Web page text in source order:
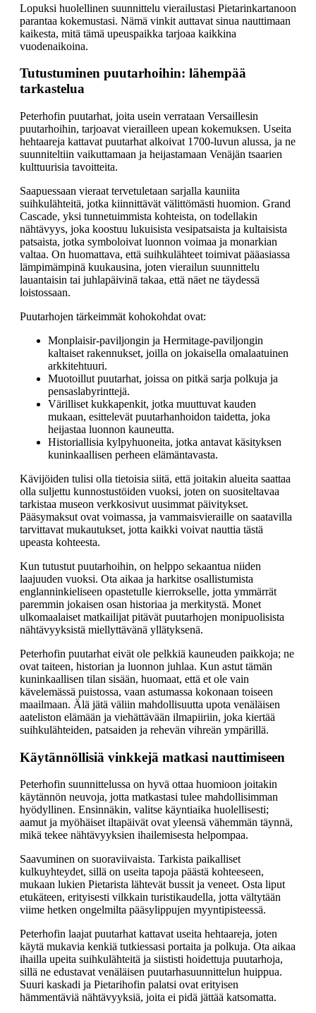
Lopuksi huolellinen suunnittelu vierailustasi Pietarinkartanoon
parantaa kokemustasi. Nämä vinkit auttavat sinua nauttimaan
kaikesta, mitä tämä upeuspaikka tarjoaa kaikkina
vuodenaikoina.
Tutustuminen puutarhoihin: lähempää
tarkastelua
Peterhofin puutarhat, joita usein verrataan Versaillesin
puutarhoihin, tarjoavat vierailleen upean kokemuksen. Useita
hehtaareja kattavat puutarhat alkoivat 1700-luvun alussa, ja ne
suunniteltiin vaikuttamaan ja heijastamaan Venäjän tsaarien
kulttuurisia tavoitteita.
Saapuessaan vieraat tervetuletaan sarjalla kauniita
suihkulähteitä, jotka kiinnittävät välittömästi huomion. Grand
Cascade, yksi tunnetuimmista kohteista, on todellakin
nähtävyys, joka koostuu lukuisista vesipatsaista ja kultaisista
patsaista, jotka symboloivat luonnon voimaa ja monarkian
valtaa. On huomattava, että suihkulähteet toimivat pääasiassa
lämpimämpinä kuukausina, joten vierailun suunnittelu
lauantaisin tai juhlapäivinä takaa, että näet ne täydessä
loistossaan.
Puutarhojen tärkeimmät kohokohdat ovat:
Monplaisir-paviljongin ja Hermitage-paviljongin
kaltaiset rakennukset, joilla on jokaisella omalaatuinen
arkkitehtuuri.
Muotoillut puutarhat, joissa on pitkä sarja polkuja ja
pensaslabyrinttejä.
Värilliset kukkapenkit, jotka muuttuvat kauden
mukaan, esittelevät puutarhanhoidon taidetta, joka
heijastaa luonnon kauneutta.
Historiallisia kylpyhuoneita, jotka antavat käsityksen
kuninkaallisen perheen elämäntavasta.
Kävijöiden tulisi olla tietoisia siitä, että joitakin alueita saattaa
olla suljettu kunnostustöiden vuoksi, joten on suositeltavaa
tarkistaa museon verkkosivut uusimmat päivitykset.
Pääsymaksut ovat voimassa, ja vammaisvieraille on saatavilla
tarvittavat mukautukset, jotta kaikki voivat nauttia tästä
upeasta kohteesta.
Kun tutustut puutarhoihin, on helppo sekaantua niiden
laajuuden vuoksi. Ota aikaa ja harkitse osallistumista
englanninkieliseen opastetulle kierrokselle, jotta ymmärrät
paremmin jokaisen osan historiaa ja merkitystä. Monet
ulkomaalaiset matkailijat pitävät puutarhojen monipuolisista
nähtävyyksistä miellyttävänä yllätyksenä.
Peterhofin puutarhat eivät ole pelkkiä kauneuden paikkoja; ne
ovat taiteen, historian ja luonnon juhlaa. Kun astut tämän
kuninkaallisen tilan sisään, huomaat, että et ole vain
kävelemässä puistossa, vaan astumassa kokonaan toiseen
maailmaan. Älä jätä väliin mahdollisuutta upota venäläisen
aateliston elämään ja viehättävään ilmapiiriin, joka kiertää
suihkulähteiden, patsaiden ja rehevän vihreän ympärillä.
Käytännöllisiä vinkkejä matkasi nauttimiseen
Peterhofin suunnittelussa on hyvä ottaa huomioon joitakin
käytännön neuvoja, jotta matkastasi tulee mahdollisimman
hyödyllinen. Ensinnäkin, valitse käyntiaika huolellisesti;
aamut ja myöhäiset iltapäivät ovat yleensä vähemmän täynnä,
mikä tekee nähtävyyksien ihailemisesta helpompaa.
Saavuminen on suoraviivaista. Tarkista paikalliset
kulkuyhteydet, sillä on useita tapoja päästä kohteeseen,
mukaan lukien Pietarista lähtevät bussit ja veneet. Osta liput
etukäteen, erityisesti vilkkain turistikaudella, jotta vältytään
viime hetken ongelmilta pääsylippujen myyntipisteessä.
Peterhofin laajat puutarhat kattavat useita hehtaareja, joten
käytä mukavia kenkiä tutkiessasi portaita ja polkuja. Ota aikaa
ihailla upeita suihkulähteitä ja siististi hoidettuja puutarhoja,
sillä ne edustavat venäläisen puutarhasuunnittelun huippua.
Suuri kaskadi ja Pietarihofin palatsi ovat erityisen
hämmentäviä nähtävyyksiä, joita ei pidä jättää katsomatta.